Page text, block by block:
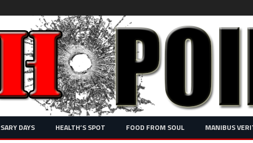
Skip
content
DAYS HEALTH’S SPOT FOOD FROM SOUL MANIBUS